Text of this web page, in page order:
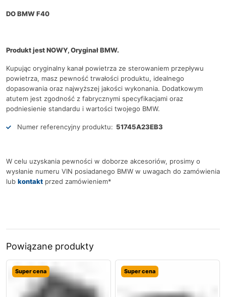
DO BMW F40
Produkt jest NOWY, Oryginał BMW.
Kupując oryginalny kanał powietrza ze sterowaniem przepływu
powietrza, masz pewność trwałości produktu, idealnego
dopasowania oraz najwyższej jakości wykonania. Dodatkowym
atutem jest zgodność z fabrycznymi specyfikacjami oraz
podniesienie standardu i wartości twojego BMW.
Numer referencyjny produktu: 51745A23EB3
W celu uzyskania pewności w doborze akcesoriów, prosimy o
wysłanie numeru VIN posiadanego BMW w uwagach do zamówienia
lub kontakt przed zamówieniem*
Powiązane produkty
Super cena Super cena